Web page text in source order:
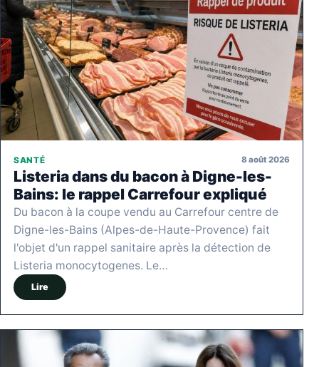
SANTÉ 8 août 2026
Listeria dans du bacon à Digne-les-
Bains: le rappel Carrefour expliqué
Du bacon à la coupe vendu au Carrefour centre de
Digne-les-Bains (Alpes-de-Haute-Provence) fait
l'objet d'un rappel sanitaire après la détection de
Listeria monocytogenes. Le…
Lire